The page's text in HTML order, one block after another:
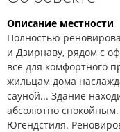
Описание местности
Полностью
и Дзирнаву, рядом с
все для комфортного
жильцам дома
сауной... Здание
абсолютно
Югендстиля.